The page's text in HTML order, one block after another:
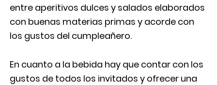
entre aperitivos dulces y salados elaborados
con buenas materias primas y acorde con
los gustos del cumpleañero.
En cuanto a la bebida hay que contar con los
gustos de todos los invitados y ofrecer una